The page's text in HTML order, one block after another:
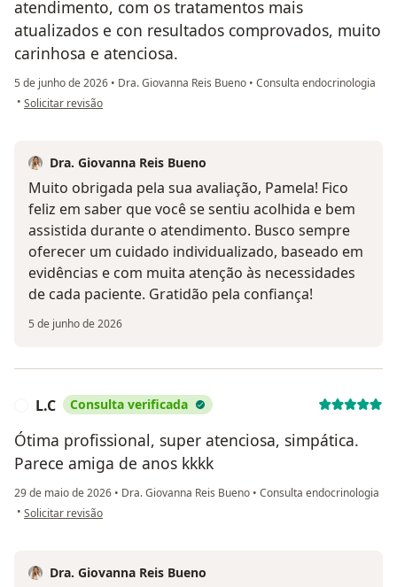
atendimento, com os tratamentos mais
atualizados e con resultados comprovados, muito
carinhosa e atenciosa.
5 de junho de 2026 • Dra. Giovanna Reis Bueno • Consulta endocrinologia
• na opinião do utilizador Pamela
Solicitar revisão
Dra. Giovanna Reis Bueno
Muito obrigada pela sua avaliação, Pamela! Fico
feliz em saber que você se sentiu acolhida e bem
assistida durante o atendimento. Busco sempre
oferecer um cuidado individualizado, baseado em
evidências e com muita atenção às necessidades
de cada paciente. Gratidão pela confiança!
5 de junho de 2026
L.C Consulta verificada
Ótima profissional, super atenciosa, simpática.
Parece amiga de anos kkkk
29 de maio de 2026 • Dra. Giovanna Reis Bueno • Consulta endocrinologia
• na opinião do utilizador L.C
Solicitar revisão
Dra. Giovanna Reis Bueno